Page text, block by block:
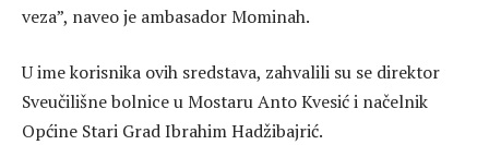
veza”, naveo je ambasador Mominah.
U ime korisnika ovih sredstava, zahvalili su se direktor
Sveučilišne bolnice u Mostaru Anto Kvesić i načelnik
Općine Stari Grad Ibrahim Hadžibajrić.